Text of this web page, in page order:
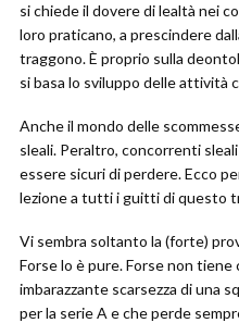
si chiede il dovere di lealtà nei
loro praticano, a prescindere
traggono. È proprio sulla
si basa lo sviluppo delle attività
Anche il mondo delle
sleali. Peraltro, concorrenti
essere sicuri di perdere. Ecco
lezione a tutti i guitti di questo
Vi sembra soltanto la (forte)
Forse lo è pure. Forse non
imbarazzante scarsezza di una
per la serie A e che perde